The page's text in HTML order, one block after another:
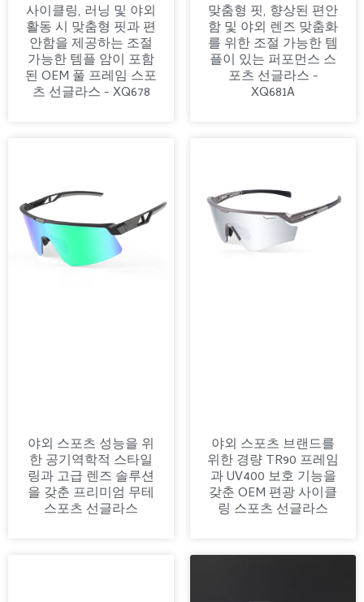
사이클링, 러닝 및 야외
활동 시 맞춤형 핏과 편
안함을 제공하는 조절
가능한 템플 암이 포함
된 OEM 풀 프레임 스포
츠 선글라스 - XQ678
맞춤형 핏, 향상된 편안
함 및 야외 렌즈 맞춤화
를 위한 조절 가능한 템
플이 있는 퍼포먼스 스
포츠 선글라스 -
XQ681A
야외 스포츠 성능을 위
한 공기역학적 스타일
링과 고급 렌즈 솔루션
을 갖춘 프리미엄 무테
스포츠 선글라스
야외 스포츠 브랜드를
위한 경량 TR90 프레임
과 UV400 보호 기능을
갖춘 OEM 편광 사이클
링 스포츠 선글라스